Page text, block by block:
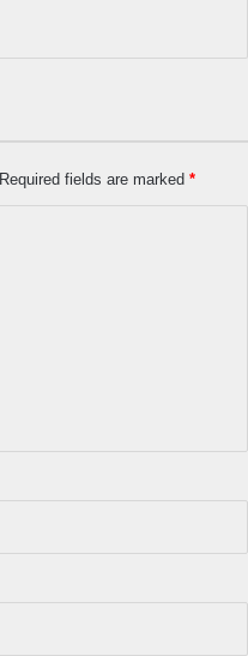
Required fields are marked *